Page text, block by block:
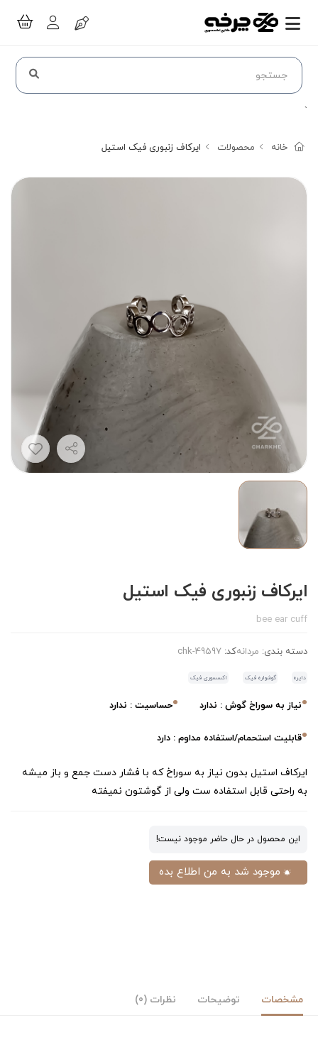
`
خانه محصولات ایرکاف زنبوری فیک استیل
ایرکاف زنبوری فیک استیل
bee ear cuff
دسته بندی: مردانهکد: chk-49597
دایره گوشواره فیک اکسسوری فیک
نیاز به سوراخ گوش : ندارد حساسیت : ندارد
قابلیت استحمام/استفاده مداوم : دارد
ایرکاف استیل بدون نیاز به سوراخ که با فشار دست جمع و باز میشه
به راحتی قابل استفاده ست ولی از گوشتون نمیفته
این محصول در حال حاضر موجود نیست!
موجود شد به من اطلاع بده
مشخصات توضیحات نظرات (0)